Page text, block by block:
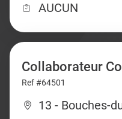
AUCUN
Collaborateur
Ref #64501
13 - Bouches-